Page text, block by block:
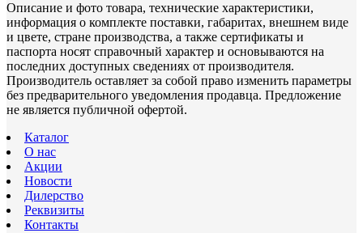
Описание и фото товара, технические характеристики,
информация о комплекте поставки, габаритах, внешнем виде
и цвете, стране производства, а также сертификаты и
паспорта носят справочный характер и основываются на
последних доступных сведениях от производителя.
Производитель оставляет за собой право изменить параметры
без предварительного уведомления продавца. Предложение
не является публичной офертой.
Каталог
О нас
Акции
Новости
Дилерство
Реквизиты
Контакты